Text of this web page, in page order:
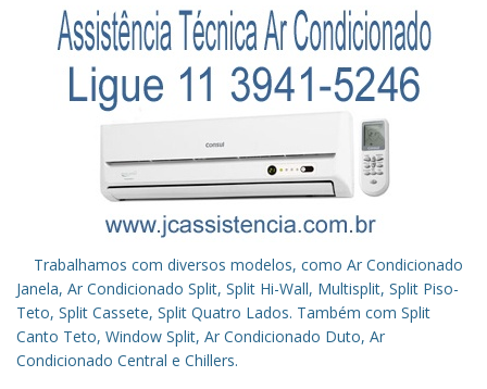
Trabalhamos com diversos modelos, como Ar Condicionado
Janela, Ar Condicionado Split, Split Hi-Wall, Multisplit, Split Piso-
Teto, Split Cassete, Split Quatro Lados. Também com Split
Canto Teto, Window Split, Ar Condicionado Duto, Ar
Condicionado Central e Chillers.